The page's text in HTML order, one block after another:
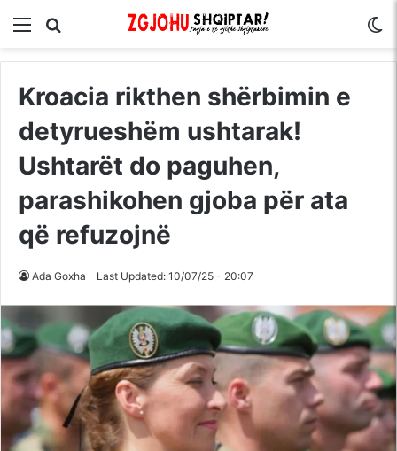
Menu
Kroacia rikthen shërbimin e
detyrueshëm ushtarak!
Ushtarët do paguhen,
parashikohen gjoba për ata
që refuzojnë
Ada Goxha Last Updated: 10/07/25 - 20:07